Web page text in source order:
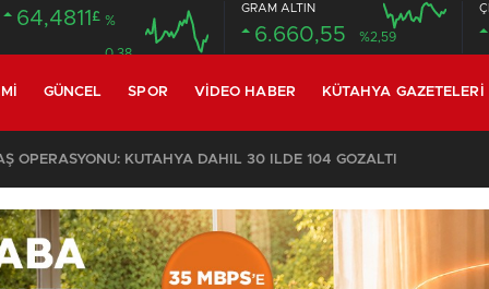
64,4811 £ %
0.38
GRAM ALTIN
6.660,55 %2,59
GÜNCEL SPOR VIDEO HABER KÜTAHYA GAZETELERI
OPERASYONU: KÜTAHYA DAHİL 30 İLDE 104 GÖZALTI